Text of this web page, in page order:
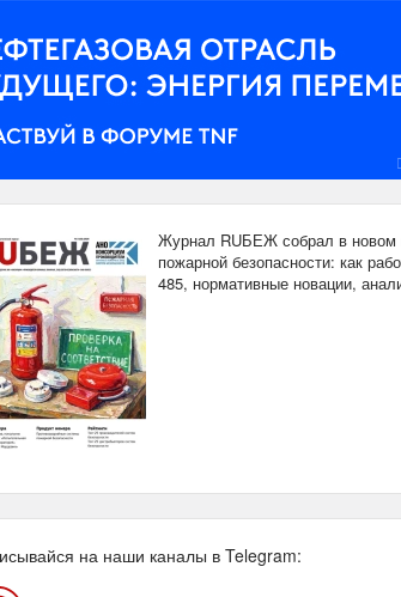
Журнал RUБЕЖ собрал в новом
пожарной безопасности: как
485, нормативные новации,
на наши каналы в Telegram: